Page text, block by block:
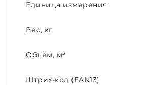
Единица измерения
Вес, кг
Объем, м³
Штрих-код (EAN13)